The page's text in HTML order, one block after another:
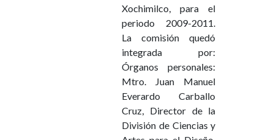
Xochimilco, para el
periodo 2009-2011.
La comisión quedó
integrada por:
Órganos personales:
Mtro. Juan Manuel
Everardo Carballo
Cruz, Director de la
División de Ciencias y